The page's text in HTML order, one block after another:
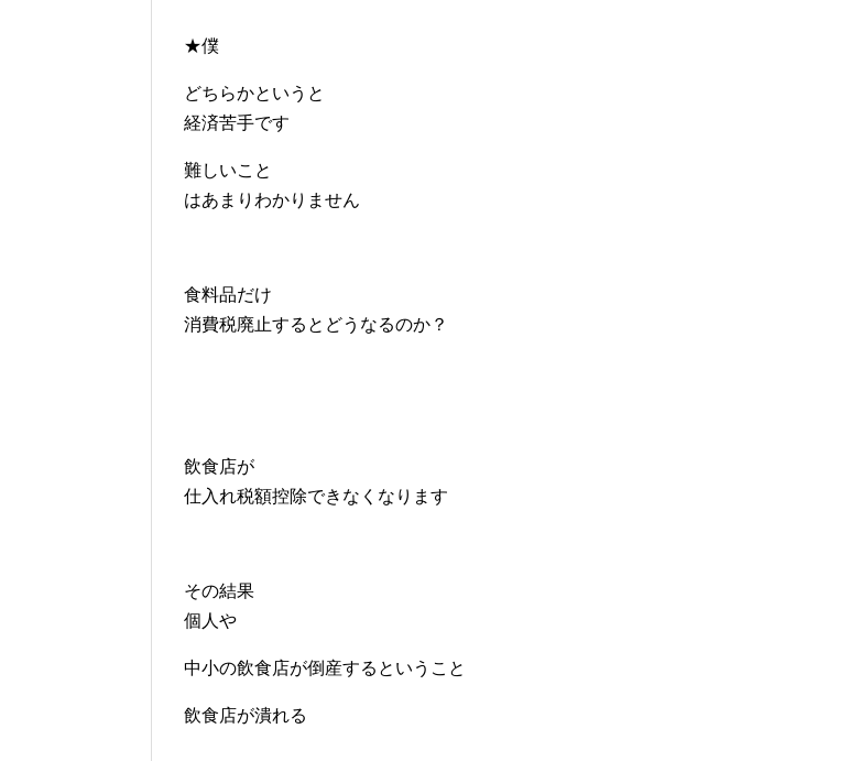
★僕
どちらかというと
経済苦手です
難しいこと
はあまりわかりません
食料品だけ
消費税廃止するとどうなるのか？
飲食店が
仕入れ税額控除できなくなります
その結果
個人や
中小の飲食店が倒産するということ
飲食店が潰れる